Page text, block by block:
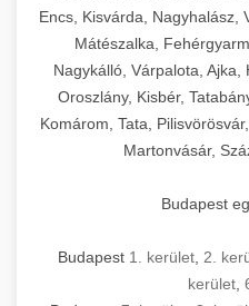
Encs, Kisvárda, Nagyhalász,
Mátészalka,
Nagykálló, Várpalota, Ajka,
Oroszlány, Kisbér,
Komárom, Tata,
Martonvásár,
Budapest
Budapest 1. kerület 2.
kerület